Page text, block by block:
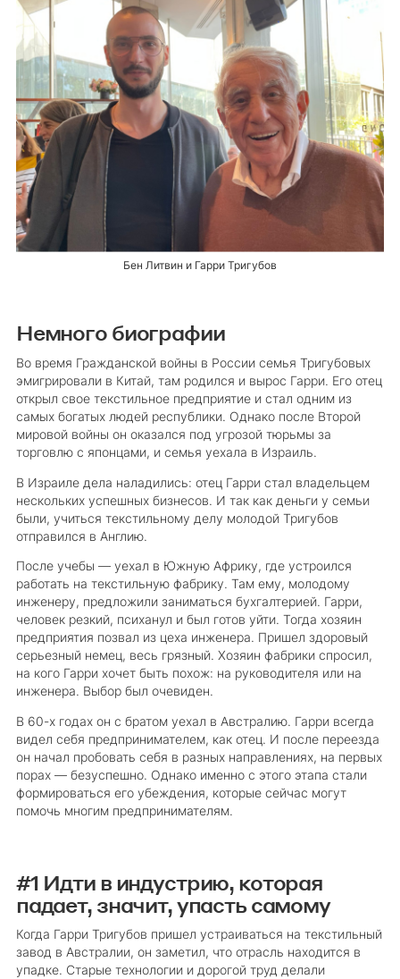
Бен Литвин и Гарри Тригубов
Немного биографии
Во время Гражданской войны в России семья Тригубовых
эмигрировали в Китай, там родился и вырос Гарри. Его отец
открыл свое текстильное предприятие и стал одним из
самых богатых людей республики. Однако после Второй
мировой войны он оказался под угрозой тюрьмы за
торговлю с японцами, и семья уехала в Израиль.
В Израиле дела наладились: отец Гарри стал владельцем
нескольких успешных бизнесов. И так как деньги у семьи
были, учиться текстильному делу молодой Тригубов
отправился в Англию.
После учебы — уехал в Южную Африку, где устроился
работать на текстильную фабрику. Там ему, молодому
инженеру, предложили заниматься бухгалтерией. Гарри,
человек резкий, психанул и был готов уйти. Тогда хозяин
предприятия позвал из цеха инженера. Пришел здоровый
серьезный немец, весь грязный. Хозяин фабрики спросил,
на кого Гарри хочет быть похож: на руководителя или на
инженера. Выбор был очевиден.
В 60-х годах он с братом уехал в Австралию. Гарри всегда
видел себя предпринимателем, как отец. И после переезда
он начал пробовать себя в разных направлениях, на первых
порах — безуспешно. Однако именно с этого этапа стали
формироваться его убеждения, которые сейчас могут
помочь многим предпринимателям.
#1 Идти в индустрию, которая
падает, значит, упасть самому
Когда Гарри Тригубов пришел устраиваться на текстильный
завод в Австралии, он заметил, что отрасль находится в
упадке. Старые технологии и дорогой труд делали